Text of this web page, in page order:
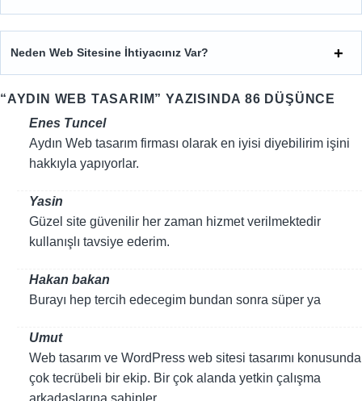
Neden Web Sitesine İhtiyacınız Var?
“AYDIN WEB TASARIM” YAZISINDA 86 DÜŞÜNCE
Enes Tuncel
Aydın Web tasarım firması olarak en iyisi diyebilirim işini
hakkıyla yapıyorlar.
Yasin
Güzel site güvenilir her zaman hizmet verilmektedir
kullanışlı tavsiye ederim.
Hakan bakan
Burayı hep tercih edecegim bundan sonra süper ya
Umut
Web tasarım ve WordPress web sitesi tasarımı konusunda
çok tecrübeli bir ekip. Bir çok alanda yetkin çalışma
arkadaşlarına sahipler.